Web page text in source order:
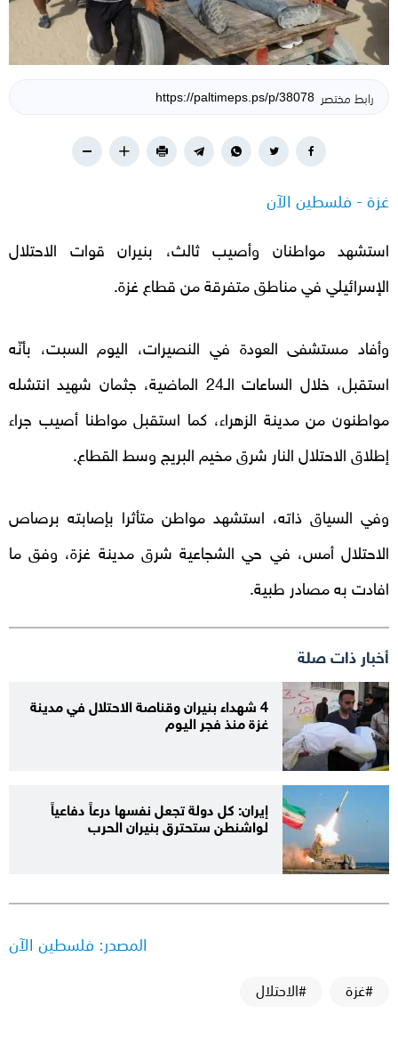
رابط مختصر
غزة - فلسطين الآن
استشهد مواطنان وأصيب ثالث، بنيران قوات الاحتلال
الإسرائيلي في مناطق متفرقة من قطاع غزة.
وأفاد مستشفى العودة في النصيرات، اليوم السبت، بأنّه
استقبل، خلال الساعات الـ24 الماضية، جثمان شهيد انتشله
مواطنون من مدينة الزهراء، كما استقبل مواطنا أصيب جراء
إطلاق الاحتلال النار شرق مخيم البريج وسط القطاع.
وفي السياق ذاته، استشهد مواطن متأثرا بإصابته برصاص
الاحتلال أمس، في حي الشجاعية شرق مدينة غزة، وفق ما
افادت به مصادر طبية.
أخبار ذات صلة
4 شهداء بنيران وقناصة الاحتلال في مدينة
غزة منذ فجر اليوم
إيران: كل دولة تجعل نفسها درعاً دفاعياً
لواشنطن ستحترق بنيران الحرب
المصدر: فلسطين الآن
#غزة #الاحتلال